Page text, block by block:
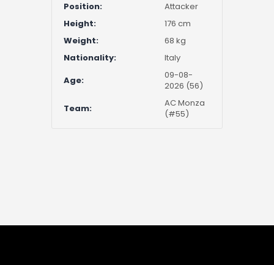
Position:
Attacker
Height:
176 cm
Weight:
68 kg
Nationality:
Italy
Age:
09-08-
2026 (56)
Team:
AC Monza
(#55)